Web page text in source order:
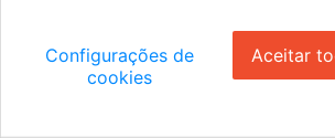
Configurações de
cookies
Aceitar